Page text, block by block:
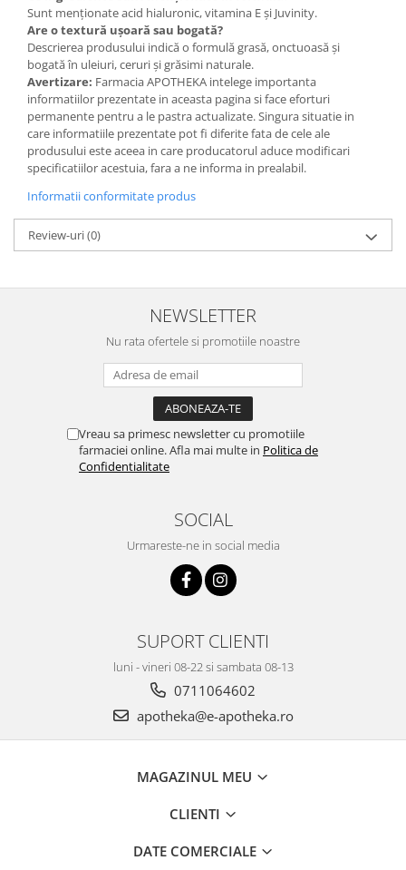
Sunt menționate acid hialuronic, vitamina E și Juvinity.
Are o textură ușoară sau bogată?
Descrierea produsului indică o formulă grasă, onctuoasă și
bogată în uleiuri, ceruri și grăsimi naturale.
Avertizare: Farmacia APOTHEKA intelege importanta
informatiilor prezentate in aceasta pagina si face eforturi
permanente pentru a le pastra actualizate. Singura situatie in
care informatiile prezentate pot fi diferite fata de cele ale
produsului este aceea in care producatorul aduce modificari
specificatiilor acestuia, fara a ne informa in prealabil.
Informatii conformitate produs
Review-uri(0)
NEWSLETTER
Nu rata ofertele si promotiile noastre
Vreau sa primesc newsletter cu promotiile
farmaciei online. Afla mai multe in Politica de
Confidentialitate
SOCIAL
Urmareste-ne in social media
SUPORT CLIENTI
luni - vineri 08-22 si sambata 08-13
0711064602
apotheka@e-apotheka.ro
MAGAZINUL MEU
CLIENTI
DATE COMERCIALE